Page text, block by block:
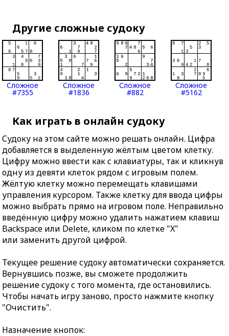
Другие сложные судоку
Сложное
#7355
Сложное
#1836
Сложное
#882
Сложное
#5162
Как играть в онлайн судоку
Судоку на этом сайте можно решать онлайн. Цифра
добавляется в выделенную жёлтым цветом клетку.
Цифру можно ввести как с клавиатуры, так и кликнув
одну из девяти клеток рядом с игровым полем.
Жёлтую клетку можно перемещать клавишами
управления курсором. Также клетку для ввода цифры
можно выбрать прямо на игровом поле. Неправильно
введённую цифру можно удалить нажатием клавиш
Backspace или Delete, кликом по клетке "X"
или заменить другой цифрой.
Текущее решение судоку автоматически сохраняется.
Вернувшись позже, вы сможете продолжить
решение судоку с того момента, где остановились.
Чтобы начать игру заново, просто нажмите кнопку
"Очистить".
Назначение кнопок: